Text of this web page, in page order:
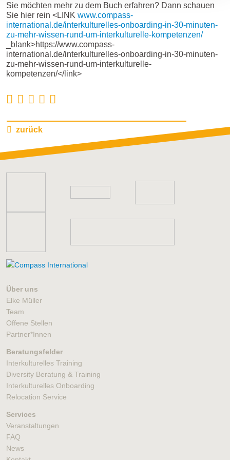
Sie möchten mehr zu dem Buch erfahren? Dann schauen
Sie hier rein <LINK www.compass-
international.de/interkulturelles-onboarding-in-30-minuten-
zu-mehr-wissen-rund-um-interkulturelle-kompetenzen/
_blank>https://www.compass-
international.de/interkulturelles-onboarding-in-30-minuten-
zu-mehr-wissen-rund-um-interkulturelle-
kompetenzen/</link>
zurück
Über uns
Elke Müller
Team
Offene Stellen
Partner*Innen
Beratungsfelder
Interkulturelles Training
Diversity Beratung & Training
Interkulturelles Onboarding
Relocation Service
Services
Veranstaltungen
FAQ
News